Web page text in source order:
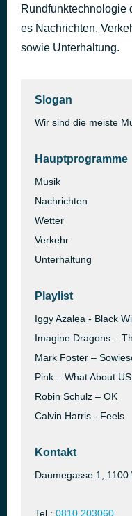
A Sky Full Of
Rundfunktechnologie
es Nachrichten,
sowie Unterhaltung.
Slogan
Wir sind die meiste
Hauptprogramme
Musik
Nachrichten
Wetter
Verkehr
Unterhaltung
Playlist
Iggy Azalea - Black
Imagine Dragons –
Mark Foster –
Pink – What About US
Robin Schulz – OK
Calvin Harris - Feels
Kontakt
Daumegasse 1, 1100
Tel.: 0810 203060